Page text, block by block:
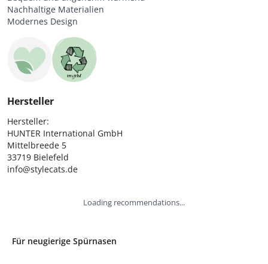
Nachhaltige Materialien
Modernes Design
Hersteller
Hersteller:
HUNTER International GmbH
Mittelbreede 5
33719 Bielefeld
info@stylecats.de
Loading recommendations...
Für neugierige Spürnasen